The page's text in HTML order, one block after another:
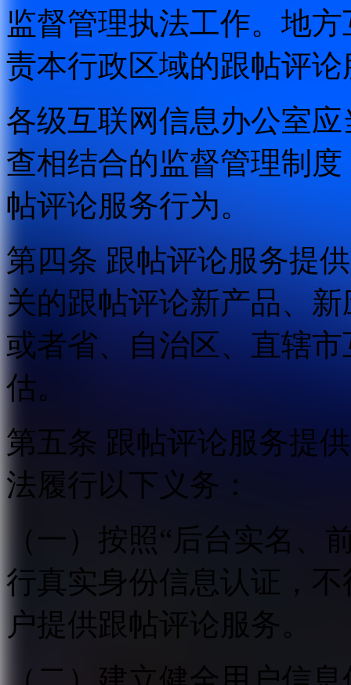
监督管理执法工作。地
责本行政区域的跟帖评
各级互联网信息办公室
查相结合的监督管理制
帖评论服务行为。
第四条 跟帖评论服务提
关的跟帖评论新产品、
或者省、自治区、直辖
估。
第五条 跟帖评论服务提
法履行以下义务：
（一）按照“后台实名、
行真实身份信息认证，
户提供跟帖评论服务。